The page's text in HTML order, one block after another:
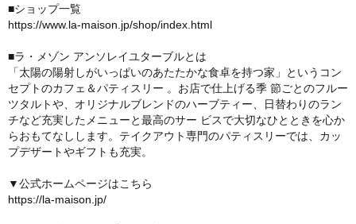
■ショップ一覧
https://www.la-maison.jp/shop/index.html
■ラ・メゾン アンソレイユターブルとは
「太陽の陽射しがいっぱいのあたたかな⾷卓を持つ家」というコン
セプトのカフェ＆パティスリー 。お店で仕上げる季 節ごとのフルー
ツタルトや、オリジナルブレンドのハーブティー、⽇替わりのラン
チなど充実したメニューと最⾼のサー ビスで⼤切なひとときを⼼か
らおもてなしします。テイクアウト専⾨のパティスリーでは、カッ
プデザートやギフトも充実。
▼公式ホームページはこちら
https://la-maison.jp/